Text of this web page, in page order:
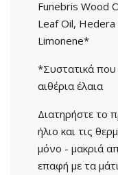
Funebris Wood
Leaf Oil,
Limonene*
*Συστατικά
αιθέρια έλαια
Διατηρήστε το
ήλιο και τις
μόνο - μακριά
επαφή με τα